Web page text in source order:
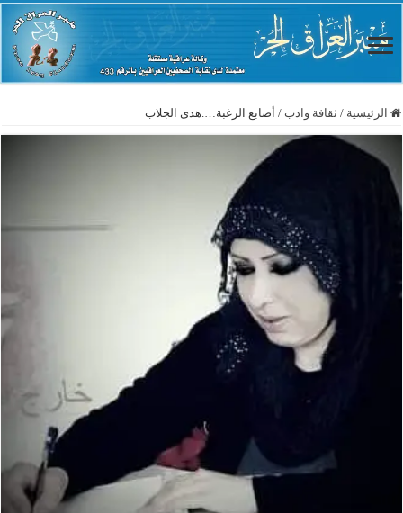
الرئيسية / ثقافة وادب / أصابع الرغبة….هدى الجلاب